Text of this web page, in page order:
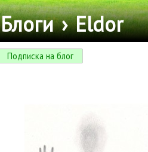
Блоги › Eldor
Подписка на блог